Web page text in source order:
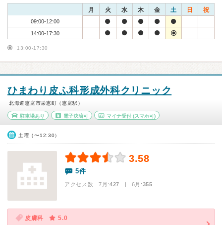
月 火 水 木 金 土 日 祝
09:00-12:00
14:00-17:30
13:00-17:30
ひまわり皮ふ科形成外科クリニック
北海道恵庭市栄恵町（恵庭駅）
駐車場あり 電子決済可 マイナ受付 (スマホ可)
土曜（〜12:30）
3.58
5件
アクセス数 7月:427 | 6月:355
皮膚科
5.0